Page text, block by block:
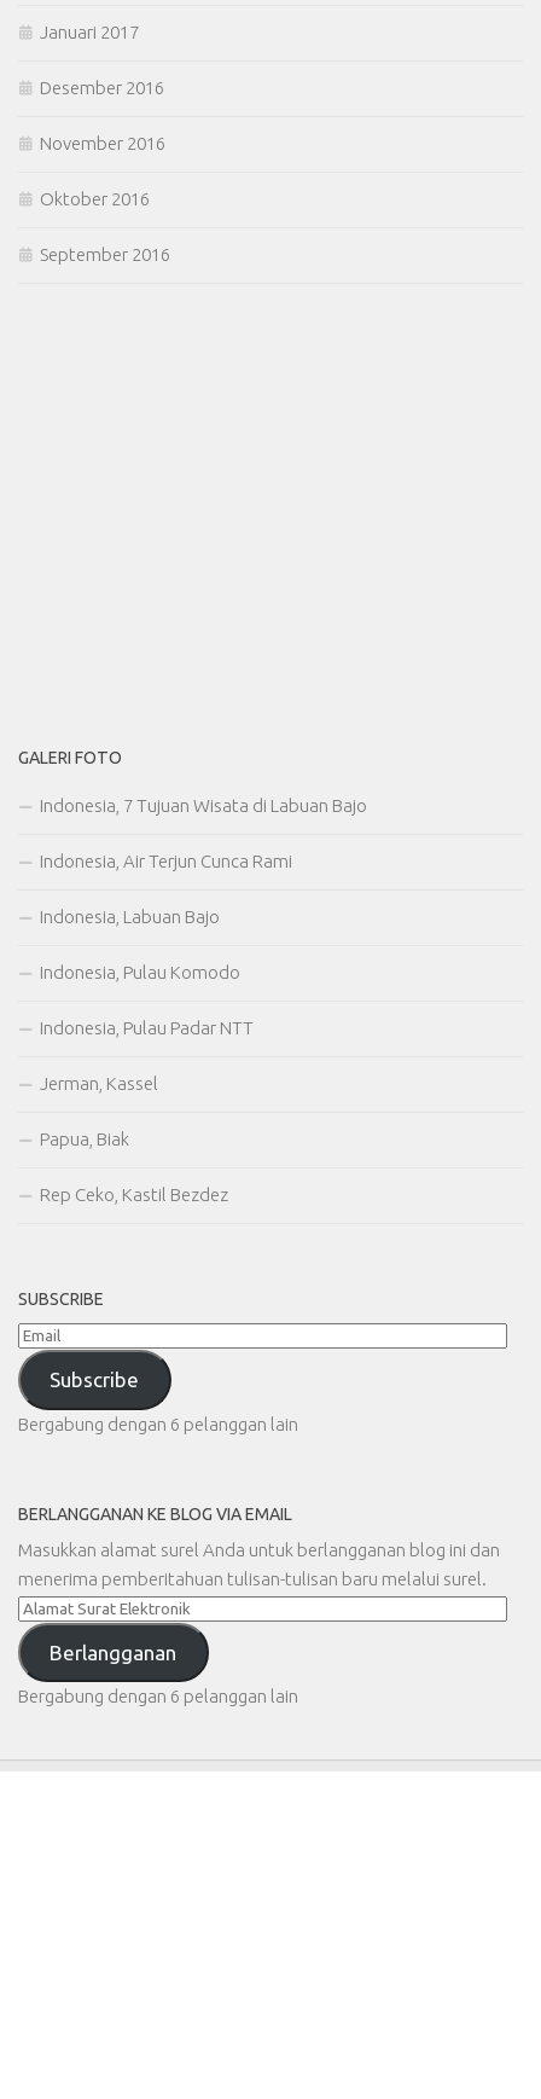
Januari 2017
Desember 2016
November 2016
Oktober 2016
September 2016
GALERI FOTO
Indonesia, 7 Tujuan Wisata di Labuan Bajo
Indonesia, Air Terjun Cunca Rami
Indonesia, Labuan Bajo
Indonesia, Pulau Komodo
Indonesia, Pulau Padar NTT
Jerman, Kassel
Papua, Biak
Rep Ceko, Kastil Bezdez
SUBSCRIBE
Email
Subscribe
Bergabung dengan 6 pelanggan lain
BERLANGGANAN KE BLOG VIA EMAIL
Masukkan alamat surel Anda untuk berlangganan blog ini dan
menerima pemberitahuan tulisan-tulisan baru melalui surel.
Alamat
Surat
Elektronik
Berlangganan
Bergabung dengan 6 pelanggan lain